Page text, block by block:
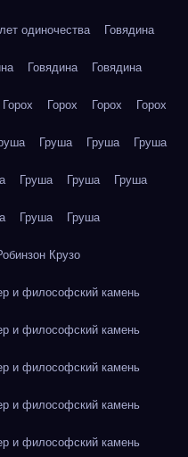
одиночества Говядина
Говядина Говядина
Горох Горох Горох Горох
Груша Груша Груша
Груша Груша Груша
Груша Груша
Крузо
и философский камень
и философский камень
и философский камень
и философский камень
и философский камень